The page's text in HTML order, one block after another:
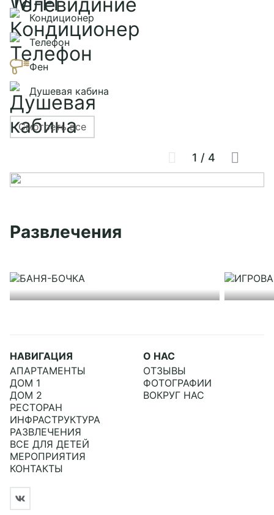
Кондиционер
Телефон
Фен
Душевая кабина
Смотреть все
1 / 4
Развлечения
БАНЯ-БОЧКА
НАВИГАЦИЯ
АПАРТАМЕНТЫ
ДОМ 1
ДОМ 2
РЕСТОРАН
ИНФРАСТРУКТУРА
РАЗВЛЕЧЕНИЯ
ВСЕ ДЛЯ ДЕТЕЙ
МЕРОПРИЯТИЯ
КОНТАКТЫ
О НАС
ОТЗЫВЫ
ФОТОГРАФИИ
ВОКРУГ НАС